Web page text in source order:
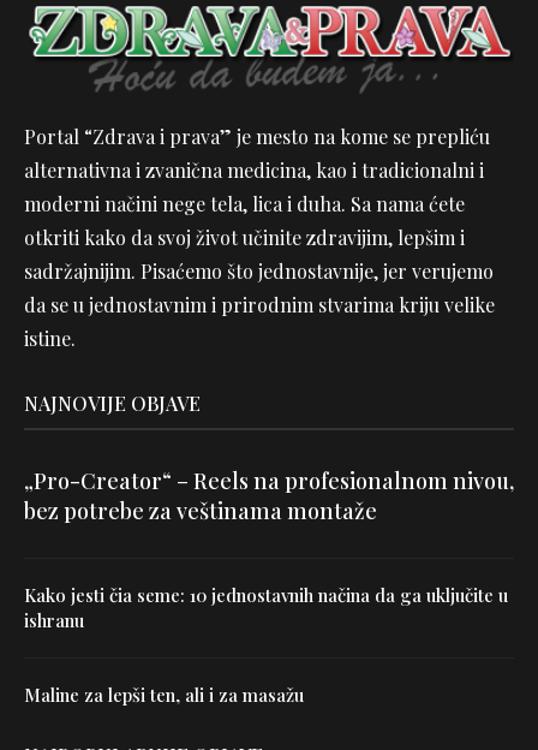
Portal “Zdrava i prava” je mesto na kome se prepliću
alternativna i zvanična medicina, kao i tradicionalni i
moderni načini nege tela, lica i duha. Sa nama ćete
otkriti kako da svoj život učinite zdravijim, lepšim i
sadržajnijim. Pisaćemo što jednostavnije, jer verujemo
da se u jednostavnim i prirodnim stvarima kriju velike
istine.
NAJNOVIJE OBJAVE
„Pro-Creator“ – Reels na profesionalnom nivou,
bez potrebe za veštinama montaže
Kako jesti čia seme: 10 jednostavnih načina da ga uključite u
ishranu
Maline za lepši ten, ali i za masažu